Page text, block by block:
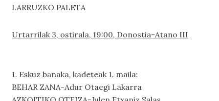
LARRUZKO PALETA
Urtarrilak 3, ostirala, 19:00, Donostia-Atano III
1. Eskuz banaka, kadeteak 1. maila:
BEHAR ZANA-Adur Otaegi Lakarra